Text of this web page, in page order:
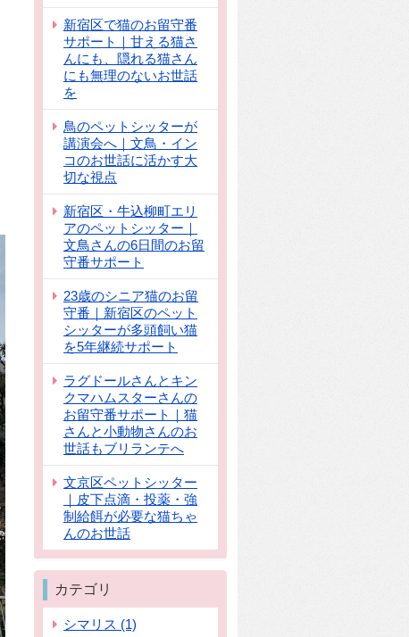
新宿区で猫のお留守番
サポート｜甘える猫さ
んにも、隠れる猫さん
にも無理のないお世話
を
鳥のペットシッターが
講演会へ｜文鳥・イン
コのお世話に活かす大
切な視点
新宿区・牛込柳町エリ
アのペットシッター｜
文鳥さんの6日間のお留
守番サポート
23歳のシニア猫のお留
守番｜新宿区のペット
シッターが多頭飼い猫
を5年継続サポート
ラグドールさんとキン
クマハムスターさんの
お留守番サポート｜猫
さんと小動物さんのお
世話もブリランテへ
文京区ペットシッター
｜皮下点滴・投薬・強
制給餌が必要な猫ちゃ
んのお世話
カテゴリ
シマリス (1)